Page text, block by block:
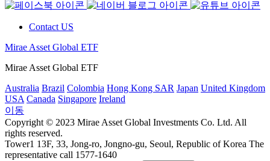
Contact US
Mirae Asset Global ETF
Mirae Asset Global ETF
Australia Brazil Colombia Hong Kong SAR Japan United Kingdom
USA Canada Singapore Ireland
이동
Copyright © 2023 Mirae Asset Global Investments Co. Ltd. All
rights reserved.
Tower1 13F, 33, Jong-ro, Jongno-gu, Seoul, Republic of Korea The
representative call 1577-1640